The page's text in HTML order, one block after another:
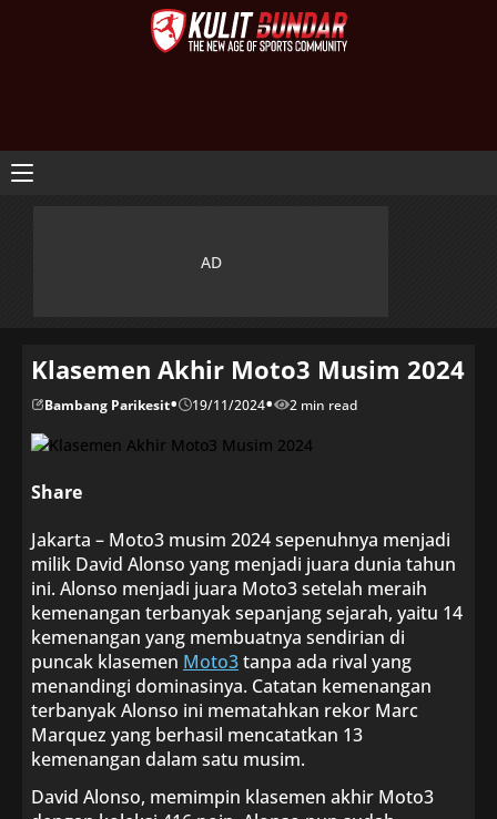
Klasemen Akhir Moto3 Musim 2024
Bambang Parikesit• 19/11/2024• 2 min read
Share
Jakarta – Moto3 musim 2024 sepenuhnya menjadi
milik David Alonso yang menjadi juara dunia tahun
ini. Alonso menjadi juara Moto3 setelah meraih
kemenangan terbanyak sepanjang sejarah, yaitu 14
kemenangan yang membuatnya sendirian di
puncak klasemen Moto3tanpa ada rival yang
menandingi dominasinya. Catatan kemenangan
terbanyak Alonso ini mematahkan rekor Marc
Marquez yang berhasil mencatatkan 13
kemenangan dalam satu musim.
David Alonso, memimpin klasemen akhir Moto3